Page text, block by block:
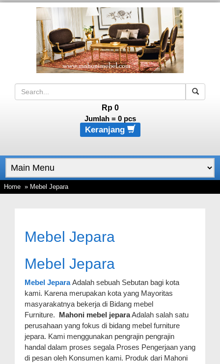
Rp 0
Jumlah = 0pcs
Keranjang
Home » Mebel Jepara
Mebel Jepara
Mebel Jepara
Mebel JeparaAdalah sebuah Sebutan bagi kota
kami. Karena merupakan kota yang Mayoritas
masyarakatnya bekerja di Bidang mebel
Furniture. Mahoni mebel jeparaAdalah salah satu
perusahaan yang fokus di bidang mebel furniture
jepara. Kami menggunakan pengrajin pengrajin
handal dalam proses segala Proses Pengerjaan yang
di pesan oleh Konsumen kami. Produk dari Mahoni